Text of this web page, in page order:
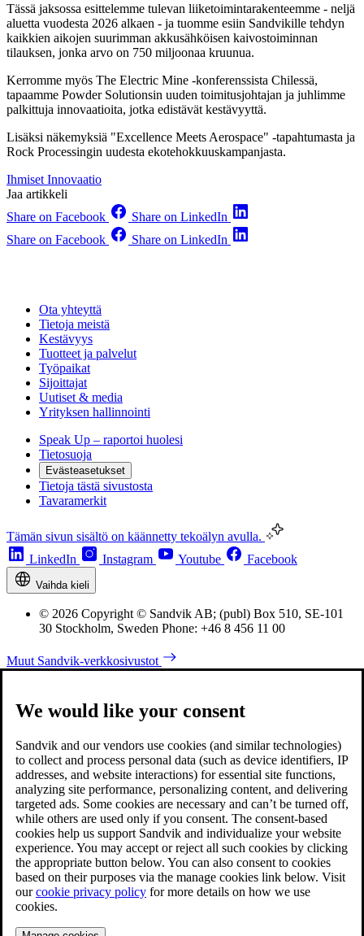
Tässä jaksossa esittelemme tulevan liiketoimintarakenteemme - neljä
aluetta vuodesta 2026 alkaen - ja tuomme esiin Sandvikille tehdyn
kaikkien aikojen suurimman akkusähköisen kaivostoiminnan
tilauksen, jonka arvo on 750 miljoonaa kruunua.
Kerromme myös The Electric Mine -konferenssista Chilessä,
tapaamme Powder Solutionsin uuden toimitusjohtajan ja juhlimme
palkittuja innovaatioita, jotka edistävät kestävyyttä.
Lisäksi näkemyksiä "Excellence Meets Aerospace" -tapahtumasta ja
Rock Processingin uudesta ekotehokkuuskampanjasta.
Ihmiset Innovaatio
Jaa artikkeli
Share on Facebook
Share on LinkedIn
Share on Facebook
Share on LinkedIn
Ota yhteyttä
Tietoja meistä
Kestävyys
Tuotteet ja palvelut
Työpaikat
Sijoittajat
Uutiset & media
Yrityksen hallinnointi
Speak Up – raportoi huolesi
Tietosuoja
Evästeasetukset
Tietoja tästä sivustosta
Tavaramerkit
Tämän sivun sisältö on käännetty tekoälyn avulla.
LinkedIn
Instagram Youtube Facebook
Vaihda kieli
© 2026 Copyright © Sandvik AB; (publ) Box 510, SE-101
30 Stockholm, Sweden Phone: +46 8 456 11 00
Muut Sandvik-verkkosivustot
We would like your consent
Sandvik and our vendors use cookies (and similar technologies)
to collect and process personal data (such as device identifiers, IP
addresses, and website interactions) for essential site functions,
analyzing site performance, personalizing content, and delivering
targeted ads. Some cookies are necessary and can’t be turned off,
while others are used only if you consent. The consent-based
cookies help us support Sandvik and individualize your website
experience. You may accept or reject all such cookies by clicking
the appropriate button below. You can also consent to cookies
based on their purposes via the manage cookies link below. Visit
ourcookie privacy policy for more details on how we use
cookies.